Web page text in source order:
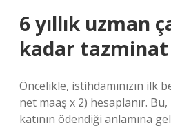
6 yıllık uzman
kadar tazminat
Öncelikle, istihdamınızın ilk
net maaş x 2) hesaplanır. Bu,
katının ödendiği anlamına